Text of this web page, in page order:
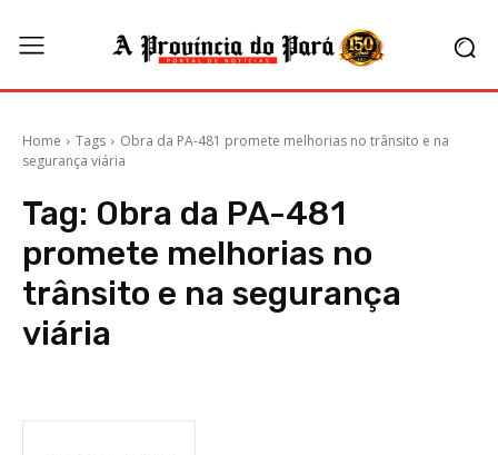
Home Tags
Obra da PA-481 promete melhorias no trânsito e na
segurança viária
Tag: Obra da PA-481
promete melhorias no
trânsito e na segurança
viária